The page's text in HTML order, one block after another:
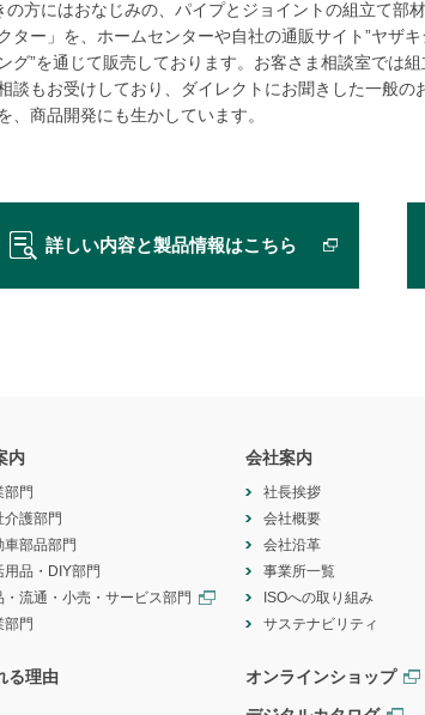
の方にはおなじみの、パイプとジョイントの組立て部材
クター」を、ホームセンターや自社の通販サイト”ヤザキ
グ”を通じて販売しております。お客さま相談室では組
談もお受けしており、ダイレクトにお聞きした一般の
、商品開発にも生かしています。
詳しい内容と製品情報はこちら
内
部門
介護部門
車部品部門
用品・DIY部門
・流通・小売・サービス部門
部門
る理由
会社案内
社長挨拶
会社概要
会社沿革
事業所一覧
ISOへの取り組み
サステナビリティ
オンラインショップ